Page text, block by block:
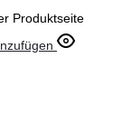
Produktseite